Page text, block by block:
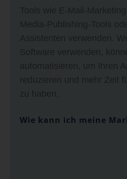
Tools wie E-Mail-
Media-Publishing-Tools
Assistenten verwenden.
Software verwenden,
automatisieren, um Ihren
reduzieren und mehr Zeit
zu haben.
Wie kann ich meine